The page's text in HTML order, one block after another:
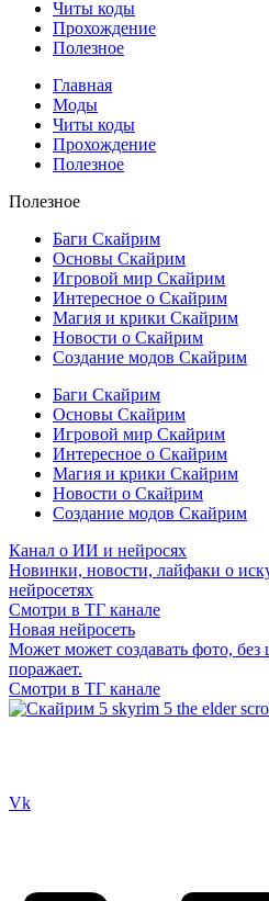
Читы коды
Прохождение
Полезное
Главная
Моды
Читы коды
Прохождение
Полезное
Полезное
Баги Скайрим
Основы Скайрим
Игровой мир Скайрим
Интересное о Скайрим
Магия и крики Скайрим
Новости о Скайрим
Создание модов Скайрим
Баги Скайрим
Основы Скайрим
Игровой мир Скайрим
Интересное о Скайрим
Магия и крики Скайрим
Новости о Скайрим
Создание модов Скайрим
Канал о ИИ и нейросях
Новинки, новости, лайфаки о
нейросетях
Смотри в ТГ канале
Новая нейросеть
Может может создавать фото, без
поражает.
Смотри в ТГ канале
Vk